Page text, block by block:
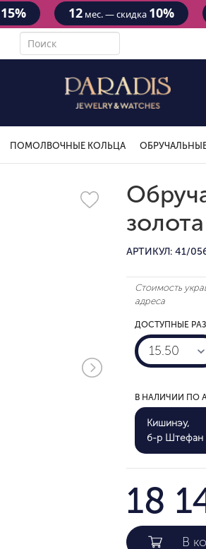
15% 12мес. — скидка 10%
ПОМОЛВОЧНЫЕ КОЛЬЦА
АРТИКУЛ: 41/
Стоимость
адреса
ДОСТУПНЫЕ
15.50
В НАЛИЧИИ ПО
Кишинэу,
б-р Штефан
18